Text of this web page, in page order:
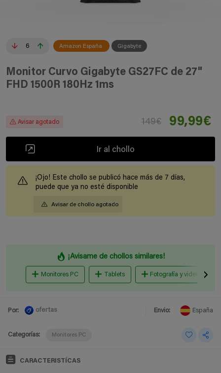
6 Amazon España Gigabyte
Monitor Curvo Gigabyte GS27FC de 27"
FHD 1500R 180Hz 1ms
Avisar agotado 149€ 99,99€
Ir al chollo
¡Ojo! Este chollo se publicó hace más de 7 días,
puede que ya no esté disponible
Avisar de chollo agotado
¡Avisame de chollos similares!
Monitores PC Tablets Fotografía y
Por: ofertas Envio: España
Categorías: Monitores PC
CARACTERISTÍCAS